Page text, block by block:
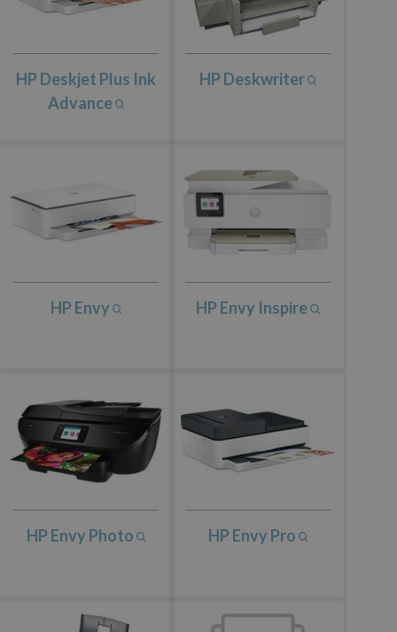
HP Deskjet Plus Ink
Advance
HP Deskwriter
HP Envy HP Envy Inspire
HP Envy Photo HP Envy Pro